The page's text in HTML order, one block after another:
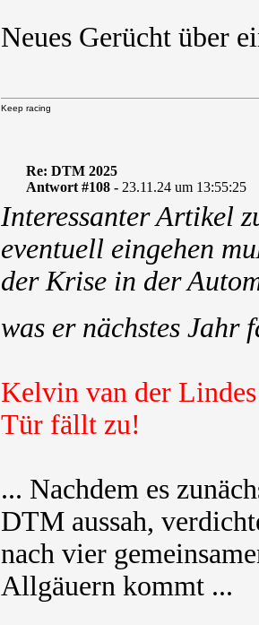
Neues Gerücht über
Keep racing
Re: DTM 2025
Antwort #108 - 23.11.24 um 13:55:25
Interessanter Artikel
eventuell eingehen
der Krise in der
was er nächstes Jahr
Kelvin van der
Tür fällt zu!
... Nachdem es
DTM aussah,
nach vier
Allgäuern kommt ...